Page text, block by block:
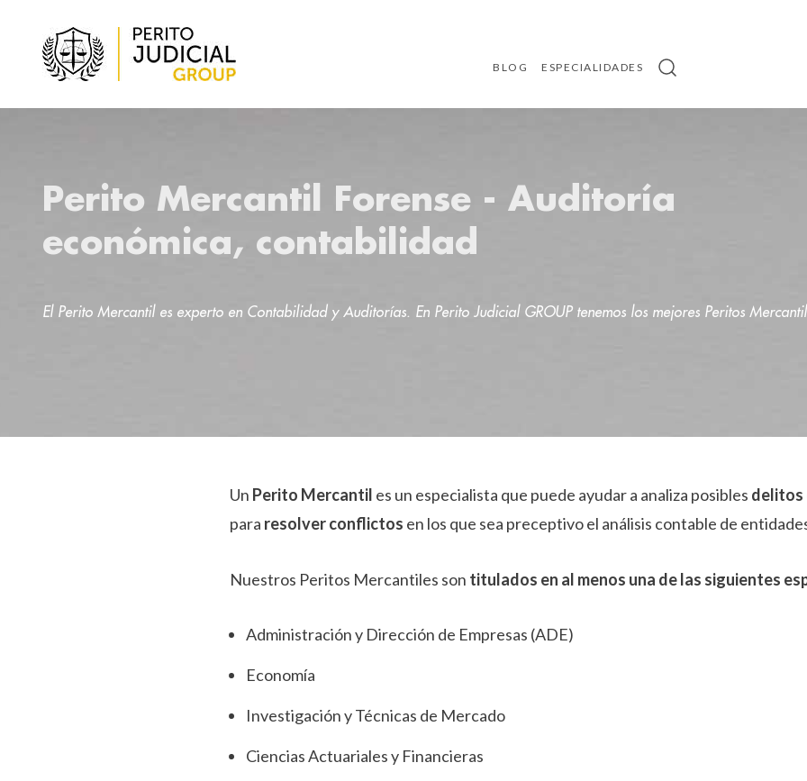
BLOG ESPECIALIDADES
Perito Mercantil Forense - Auditoría
económica, contabilidad
El Perito Mercantil es experto en Contabilidad y Auditorías. En Perito Judicial GROUP tenemos los mejores Peritos
Un Perito Mercantil es un especialista que puede ayudar a analiza posibles delitos
para resolver conflictos en los que sea preceptivo el análisis contable de
Nuestros Peritos Mercantiles son titulados en al menos una de las siguientes
Administración y Dirección de Empresas (ADE)
Economía
Investigación y Técnicas de Mercado
Ciencias Actuariales y Financieras